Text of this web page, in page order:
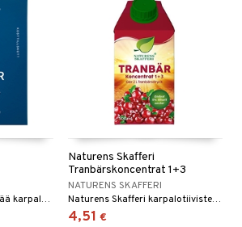
Ravintolisä, joka sisältää karpalouutetta ja biotiinia, auttaa ylläpitämään normaaleja limakalvoja.
Naturens Skafferi
Tranbärskoncentrat 1+3
NATURENS SKAFFERI
Naturens Skafferi karpalotiiviste 1+3, sisältää ainoastaan 5% lisättyä sokeria ja sen karpalopitoisuus on jopa 23% (sekoitettuna annoksena).
4,51 €